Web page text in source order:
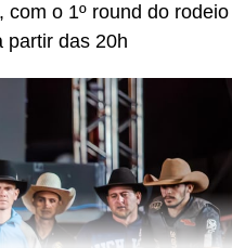
o 1º round do rodeio
partir das 20h